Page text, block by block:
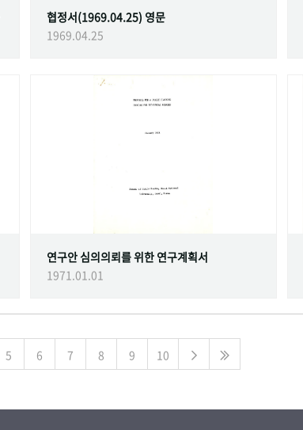
협정서(1969.04.25) 영문
1969.04.25
연구안 심의의뢰를 위한 연구계획서
1971.01.01
5 6 7 8 9 10